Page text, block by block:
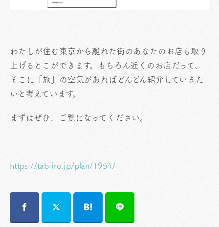
わたしが住む東京から離れた街のあなたのお店も取り
上げるとこができます。もちろん近くのお店だって、
そこに「旅」の空気があればどんどん紹介していきた
いと考えています。
まずはぜひ、ご覧になってください。
https://tabiiro.jp/plan/1954/